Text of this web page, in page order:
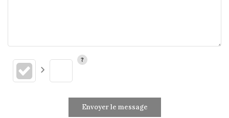
Envoyer le message